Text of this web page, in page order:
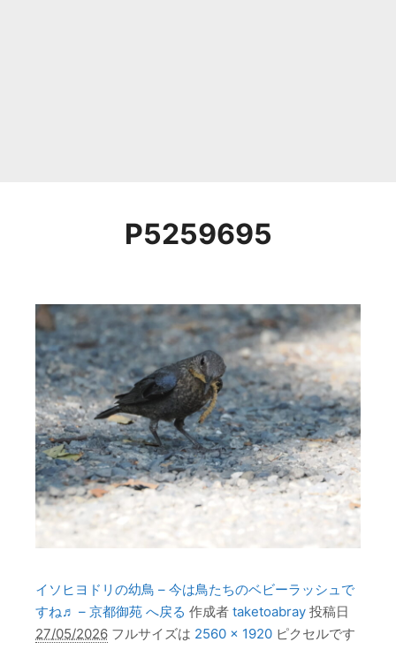
P5259695
イソヒヨドリの幼鳥 – 今は鳥たちのベビーラッシュで
すね♬ – 京都御苑 へ戻る 作成者 taketoabray 投稿日
27/05/2026 フルサイズは 2560 × 1920 ピクセルです